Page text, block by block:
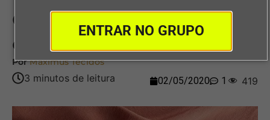
ENTRAR NO GRUPO
Como comprar tecidos finos
e baratos
PorMaximus Tecidos
02/05/2020 1 419